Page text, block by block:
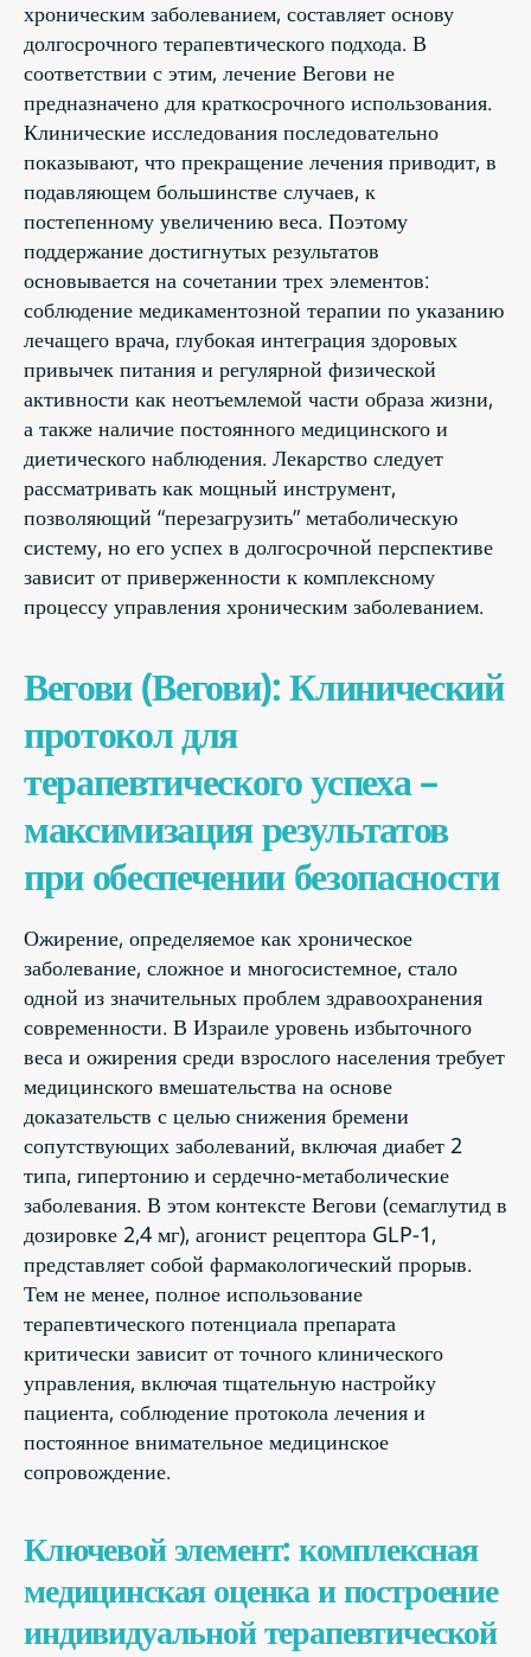
хроническим заболеванием, составляет основу
долгосрочного терапевтического подхода. В
соответствии с этим, лечение Вегови не
предназначено для краткосрочного использования.
Клинические исследования последовательно
показывают, что прекращение лечения приводит, в
подавляющем большинстве случаев, к
постепенному увеличению веса. Поэтому
поддержание достигнутых результатов
основывается на сочетании трех элементов:
соблюдение медикаментозной терапии по указанию
лечащего врача, глубокая интеграция здоровых
привычек питания и регулярной физической
активности как неотъемлемой части образа жизни,
а также наличие постоянного медицинского и
диетического наблюдения. Лекарство следует
рассматривать как мощный инструмент,
позволяющий “перезагрузить” метаболическую
систему, но его успех в долгосрочной перспективе
зависит от приверженности к комплексному
процессу управления хроническим заболеванием.
Вегови (Вегови): Клинический
протокол для
терапевтического успеха –
максимизация результатов
при обеспечении безопасности
Ожирение, определяемое как хроническое
заболевание, сложное и многосистемное, стало
одной из значительных проблем здравоохранения
современности. В Израиле уровень избыточного
веса и ожирения среди взрослого населения требует
медицинского вмешательства на основе
доказательств с целью снижения бремени
сопутствующих заболеваний, включая диабет 2
типа, гипертонию и сердечно-метаболические
заболевания. В этом контексте Вегови (семаглутид в
дозировке 2,4 мг), агонист рецептора GLP-1,
представляет собой фармакологический прорыв.
Тем не менее, полное использование
терапевтического потенциала препарата
критически зависит от точного клинического
управления, включая тщательную настройку
пациента, соблюдение протокола лечения и
постоянное внимательное медицинское
сопровождение.
Ключевой элемент: комплексная
медицинская оценка и построение
индивидуальной терапевтической